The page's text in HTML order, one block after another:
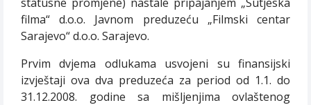
filma“ d.o.o. Javnom preduzeću „Filmski centar
Sarajevo“ d.o.o. Sarajevo.
Prvim dvjema odlukama usvojeni su finansijski
izvještaji ova dva preduzeća za period od 1.1. do
31.12.2008. godine sa mišljenjima ovlaštenog